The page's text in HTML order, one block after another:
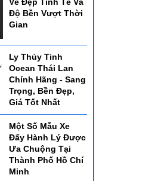
Độ Bền Vượt Thời
Gian
Ly Thủy Tinh
Ocean Thái Lan
Chính Hãng - Sang
Trọng, Bền Đẹp,
Giá Tốt Nhất
Một Số Mẫu Xe
Đẩy Hành Lý Được
Ưa Chuộng Tại
Thành Phố Hồ Chí
Minh